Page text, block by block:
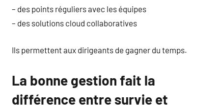
– des points réguliers avec les équipes
– des solutions cloud collaboratives
Ils permettent aux dirigeants de gagner du temps.
La bonne gestion fait la
différence entre survie et